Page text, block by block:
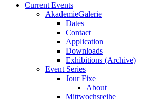
Current Events
AkademieGalerie
Dates
Contact
Application
Downloads
Exhibitions (Archive)
Event Series
Jour Fixe
About
Mittwochsreihe